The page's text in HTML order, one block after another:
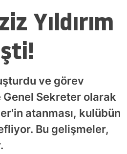
Yıldırım
ve görev
Genel Sekreter olarak
atanması, kulübün
Bu gelişmeler,